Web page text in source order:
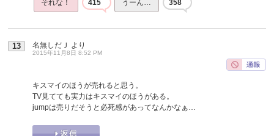
それな！ 415 うーん… 358
13 名無しだＪ より
2015年11月8日 8:52 PM
キスマイのほうが売れると思う。
TV見てても実力はキスマイのほうがある。
jumpは売りだそうと必死感があってなんかなぁ…